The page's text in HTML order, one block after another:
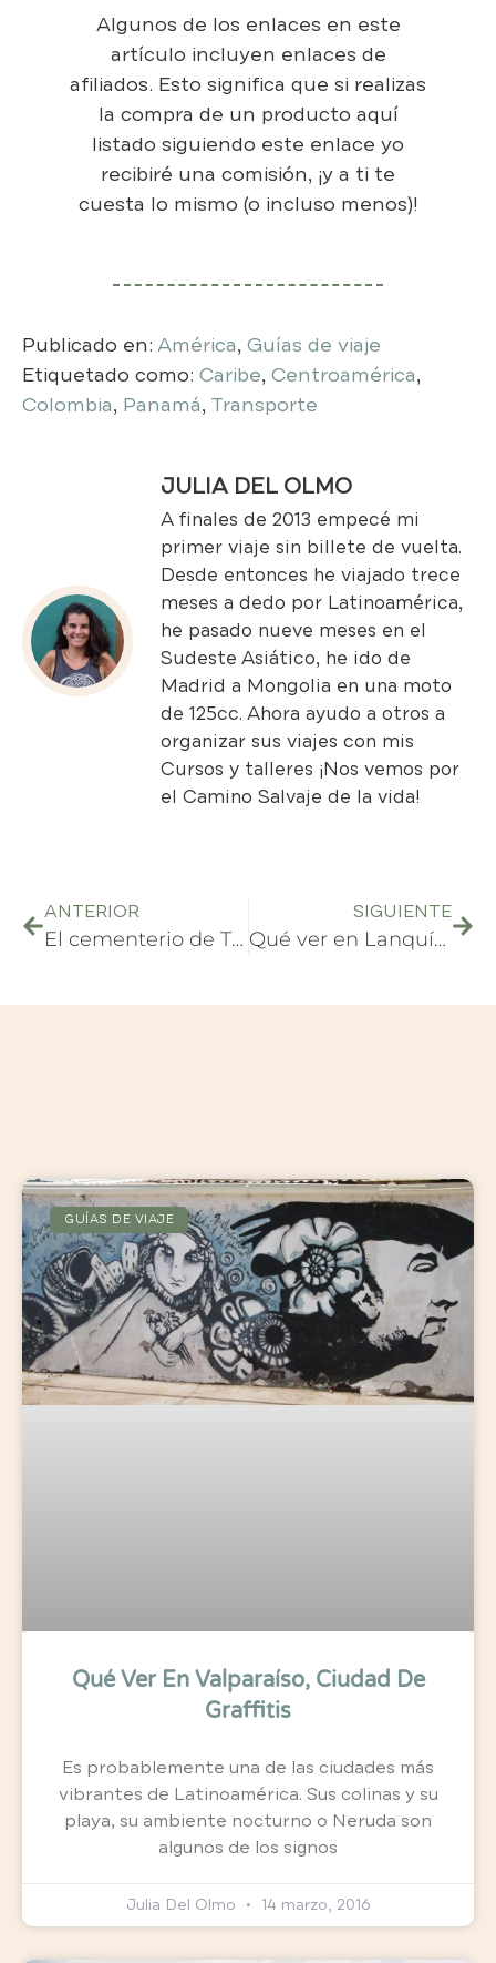
Algunos de los enlaces en este
artículo incluyen enlaces de
afiliados. Esto significa que si realizas
la compra de un producto aquí
listado siguiendo este enlace yo
recibiré una comisión, ¡y a ti te
cuesta lo mismo (o incluso menos)!
Publicado en: América, Guías de viaje
Etiquetado como: Caribe, Centroamérica,
Colombia, Panamá, Transporte
JULIA DEL OLMO
A finales de 2013 empecé mi
primer viaje sin billete de vuelta.
Desde entonces he viajado trece
meses a dedo por Latinoamérica,
he pasado nueve meses en el
Sudeste Asiático, he ido de
Madrid a Mongolia en una moto
de 125cc. Ahora ayudo a otros a
organizar sus viajes con mis
Cursos y talleres ¡Nos vemos por
el Camino Salvaje de la vida!
ANTERIOR
El cementerio de Tulcán
SIGUIENTE
Qué ver en Lanquín y Semuc Champey
GUÍAS DE VIAJE
Qué Ver En Valparaíso, Ciudad De
Graffitis
Es probablemente una de las ciudades más
vibrantes de Latinoamérica. Sus colinas y su
playa, su ambiente nocturno o Neruda son
algunos de los signos
Julia Del Olmo 14 marzo, 2016